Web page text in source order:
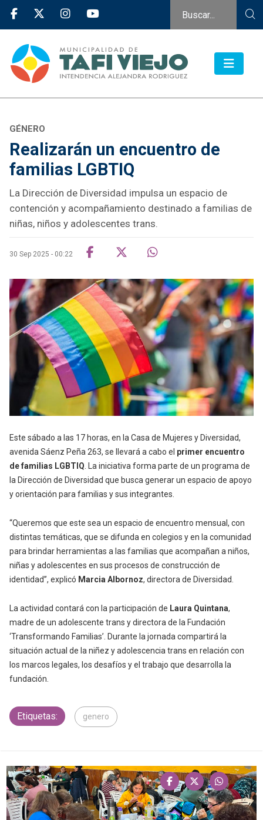
GÉNERO
Realizarán un encuentro de
familias LGBTIQ
La Dirección de Diversidad impulsa un espacio de
contención y acompañamiento destinado a familias de
niñas, niños y adolescentes trans.
30 Sep 2025 - 00:22
Este sábado a las 17 horas, en la Casa de Mujeres y Diversidad,
avenida Sáenz Peña 263, se llevará a cabo el primer encuentro
de familias LGBTIQ. La iniciativa forma parte de un programa de
la Dirección de Diversidad que busca generar un espacio de apoyo
y orientación para familias y sus integrantes.
“Queremos que este sea un espacio de encuentro mensual, con
distintas temáticas, que se difunda en colegios y en la comunidad
para brindar herramientas a las familias que acompañan a niños,
niñas y adolescentes en sus procesos de construcción de
identidad”, explicó Marcia Albornoz, directora de Diversidad.
La actividad contará con la participación de Laura Quintana,
madre de un adolescente trans y directora de la Fundación
‘Transformando Familias’. Durante la jornada compartirá la
situación actual de la niñez y adolescencia trans en relación con
los marcos legales, los desafíos y el trabajo que desarrolla la
fundación.
Etiquetas: genero